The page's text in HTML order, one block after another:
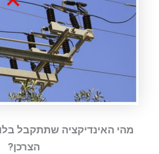
מהי האינדיקציה שתתקבל
הצרכן?